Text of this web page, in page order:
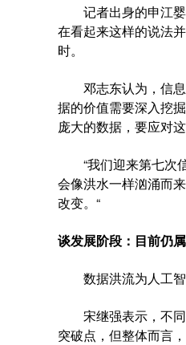
记者出身的申江婴
在看起来这样的说法
时。
邓志东认为，信息
据的价值需要深入挖
庞大的数据，要应对
“我们迎来第七次信
会像洪水一样汹涌而
改变。“
谈发展阶段：目前仍
数据洪流为人工智
宋继强表示，不同
突破点，但整体而言